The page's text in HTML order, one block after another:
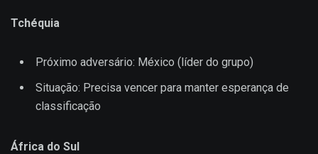
Tchéquia
Próximo adversário: México (líder do grupo)
Situação: Precisa vencer para manter esperança de
classificação
África do Sul